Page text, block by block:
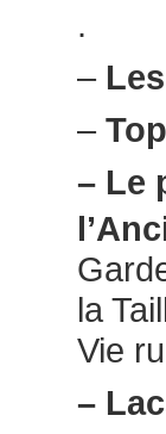
.
–
–
– Le
la
Vie
–